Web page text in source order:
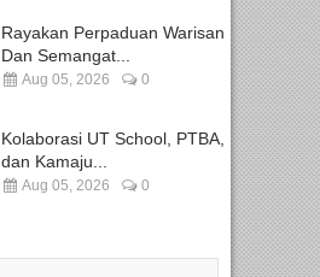
Rayakan Perpaduan Warisan
Dan Semangat...
Aug 05, 2026 0
Kolaborasi UT School, PTBA,
dan Kamaju...
Aug 05, 2026 0